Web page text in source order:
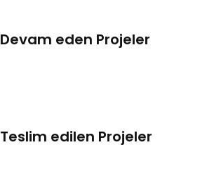
Devam eden Projeler
Teslim edilen Projeler